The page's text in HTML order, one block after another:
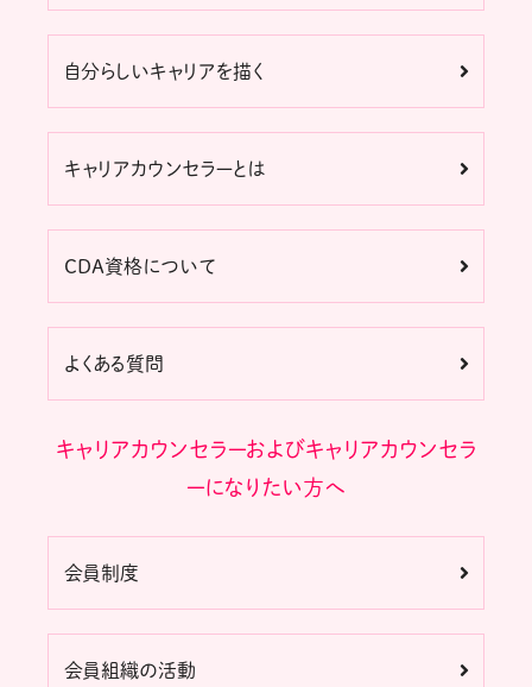
自分らしいキャリアを描く
キャリアカウンセラーとは
CDA資格について
よくある質問
キャリアカウンセラーおよびキャリアカウンセラ
ーになりたい方へ
会員制度
会員組織の活動